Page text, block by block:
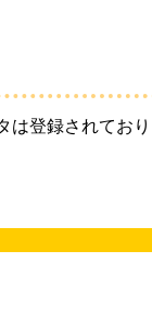
登録されており